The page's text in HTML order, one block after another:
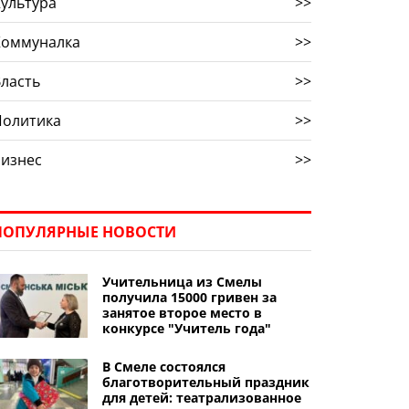
>>
>>
>>
>>
НОВОСТИ
Учительница из Смелы
получила 15000 гривен за
занятое второе место в
конкурсе "Учитель года"
В Смеле состоялся
благотворительный праздник
для детей: театрализованное